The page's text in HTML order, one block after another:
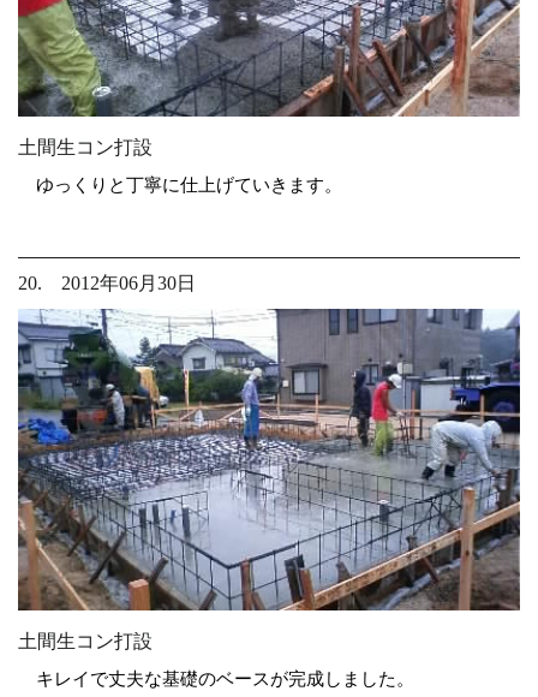
土間生コン打設
ゆっくりと丁寧に仕上げていきます。
20. 2012年06月30日
土間生コン打設
キレイで丈夫な基礎のベースが完成しました。